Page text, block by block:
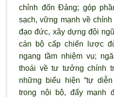
chỉnh đốn Đảng; góp
sạch, vững mạnh về
đạo đức, xây dựng đội
cán bộ cấp chiến lược
ngang tầm nhiệm vụ;
thoái về tư tưởng chính
những biểu hiện “tự diễn
trong nội bộ, đẩy mạnh